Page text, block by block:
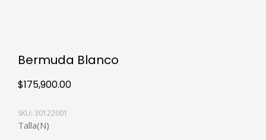
Bermuda Blanco
$175,900.00
SKU: 30122001
Talla(N)